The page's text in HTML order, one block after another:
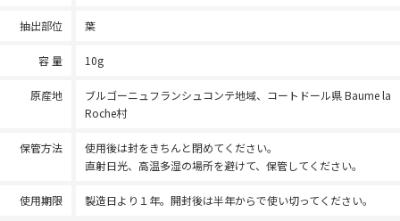
抽出部位 葉
容 量 10g
原産地
ブルゴーニュフランシュコンテ地域、コートドール県 Baume la
Roche村
保管方法
使用後は封をきちんと閉めてください。
直射日光、高温多湿の場所を避けて、保管してください。
使用期限 製造日より１年。開封後は半年からで使い切ってください。